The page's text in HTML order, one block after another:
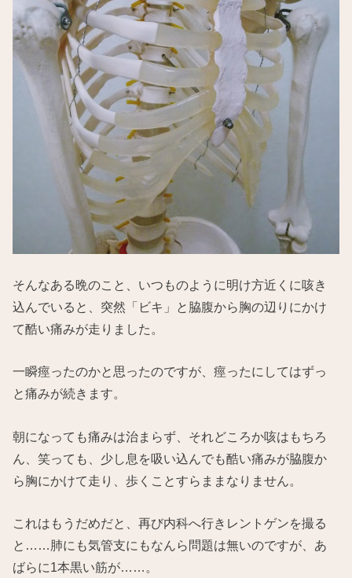
そんなある晩のこと、いつものように明け方近くに咳き
込んでいると、突然「ビキ」と脇腹から胸の辺りにかけ
て酷い痛みが走りました。
一瞬痙ったのかと思ったのですが、痙ったにしてはずっ
と痛みが続きます。
朝になっても痛みは治まらず、それどころか咳はもちろ
ん、笑っても、少し息を吸い込んでも酷い痛みが脇腹か
ら胸にかけて走り、歩くことすらままなりません。
これはもうだめだと、再び内科へ行きレントゲンを撮る
と……肺にも気管支にもなんら問題は無いのですが、あ
ばらに1本黒い筋が……。